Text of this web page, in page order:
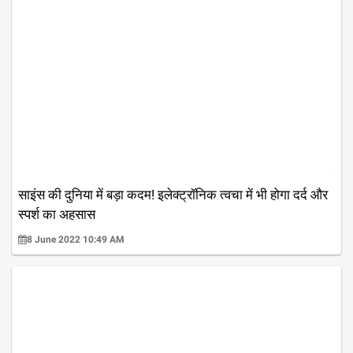
साइंस की दुनिया में बड़ा कदम! इलेक्ट्रॉनिक त्वचा में भी होगा दर्द और
स्पर्श का अहसास
8 June 2022 10:49 AM